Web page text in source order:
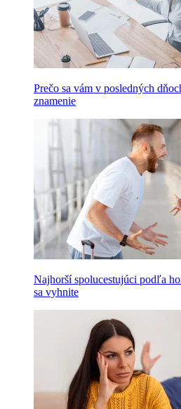
Prečo sa vám v posledných
znamenie
Najhorší spolucestujúci podľa
sa vyhnite